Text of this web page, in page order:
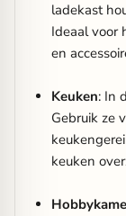
ladekast
Ideaal voor
en
Keuken: In
Gebruik ze
keuken